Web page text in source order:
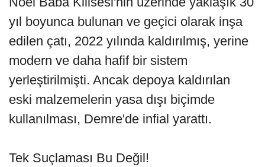
yıl boyunca bulunan ve geçici olarak inşa
edilen çatı, 2022 yılında kaldırılmış, yerine
modern ve daha hafif bir sistem
yerleştirilmişti. Ancak depoya kaldırılan
eski malzemelerin yasa dışı biçimde
kullanılması, Demre'de infial yarattı.
Tek Suçlaması Bu Değil!